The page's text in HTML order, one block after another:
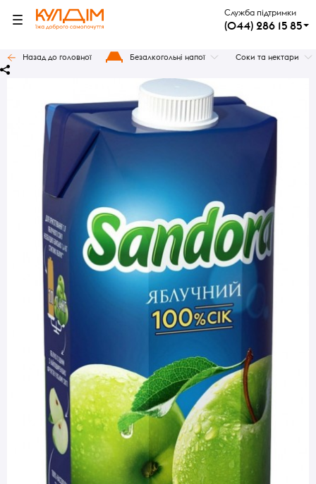
Служба підтримки
(044) 286 15 85
Назад до головної Безалкогольні напої Соки та нектари